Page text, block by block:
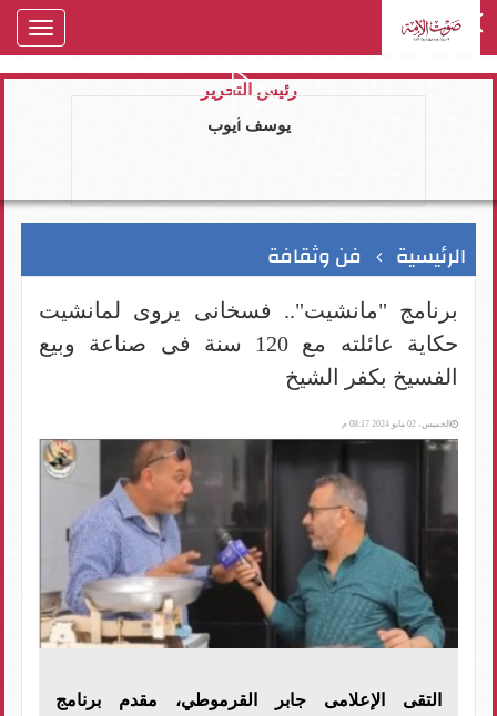
رئيس التحرير
يوسف ايوب
الرئيسية فن وثقافة
برنامج "مانشيت".. فسخانى يروى لمانشيت
حكاية عائلته مع 120 سنة فى صناعة وبيع
الفسيخ بكفر الشيخ
الخميس، 02 مايو 2024 08:17 م
التقى الإعلامى جابر القرموطي، مقدم برنامج